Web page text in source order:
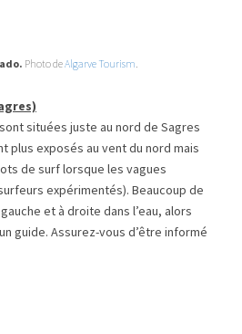
Photo deAlgarve Tourism.
situées juste au nord de Sagres
plus exposés au vent du nord mais
de surf lorsque les vagues
expérimentés). Beaucoup de
et à droite dans l’eau, alors
guide. Assurez-vous d’être informé